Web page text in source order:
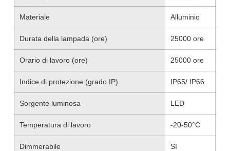
Materiale Alluminio
Durata della lampada (ore) 25000 ore
Orario di lavoro (ore) 25000 ore
Indice di protezione (grado IP) IP65/ IP66
Sorgente luminosa LED
Temperatura di lavoro -20-50°C
Dimmerabile Sì